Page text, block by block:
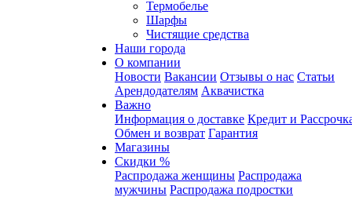
Термобелье
Шарфы
Чистящие средства
Наши города
О компании
Новости Вакансии Отзывы о нас Статьи
Арендодателям Аквачистка
Важно
Информация о доставке Кредит и
Обмен и возврат Гарантия
Магазины
Скидки %
Распродажа женщины Распродажа
мужчины Распродажа подростки